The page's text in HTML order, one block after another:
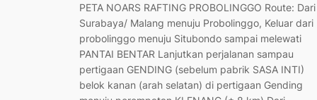
PETA NOARS RAFTING PROBOLINGGO Route: Dari
Surabaya/ Malang menuju Probolinggo, Keluar dari
probolinggo menuju Situbondo sampai melewati
PANTAI BENTAR Lanjutkan perjalanan sampau
pertigaan GENDING (sebelum pabrik SASA INTI)
belok kanan (arah selatan) di pertigaan Gending